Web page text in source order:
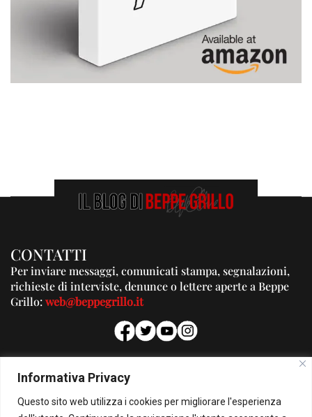
Informativa Privacy
Questo sito web utilizza i cookies per migliorare l'esperienza
CONTATTI
Per inviare messaggi, comunicati stampa, segnalazioni,
richieste di interviste, denunce o lettere aperte a Beppe
Grillo:web@beppegrillo.it
PUBBLICITA'
Per la tua pubblicità su questo Blog:
pubblicita@beppegrillo.it